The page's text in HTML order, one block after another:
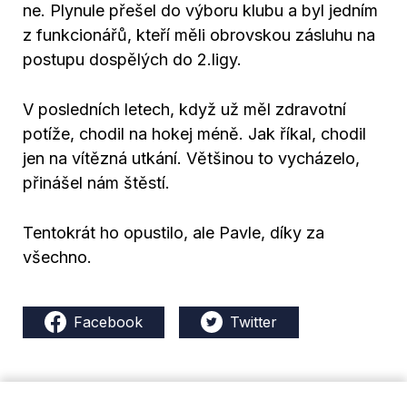
ne. Plynule přešel do výboru klubu a byl jedním
z funkcionářů, kteří měli obrovskou zásluhu na
postupu dospělých do 2.ligy.
V posledních letech, když už měl zdravotní
potíže, chodil na hokej méně. Jak říkal, chodil
jen na vítězná utkání. Většinou to vycházelo,
přinášel nám štěstí.
Tentokrát ho opustilo, ale Pavle, díky za
všechno.
Facebook Twitter